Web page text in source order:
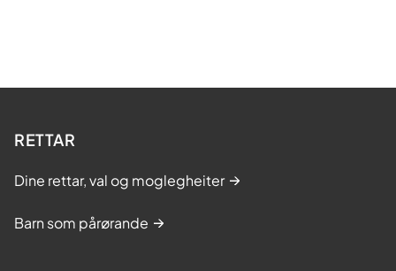
RETTAR
Dine rettar, val og moglegheiter
Barn som pårørande